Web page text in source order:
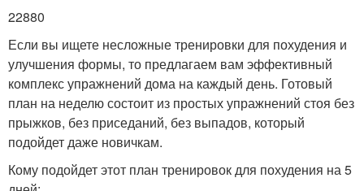
22880
Если вы ищете несложные тренировки для похудения и
улучшения формы, то предлагаем вам эффективный
комплекс упражнений дома на каждый день. Готовый
план на неделю состоит из простых упражнений стоя без
прыжков, без приседаний, без выпадов, который
подойдет даже новичкам.
Кому подойдет этот план тренировок для похудения на 5